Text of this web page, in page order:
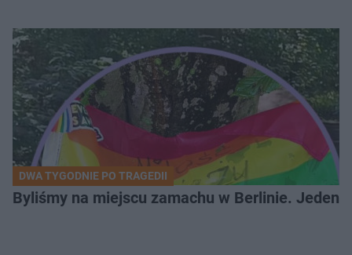
DWA TYGODNIE PO TRAGEDII
Byliśmy na miejscu zamachu w Berlinie. Jeden